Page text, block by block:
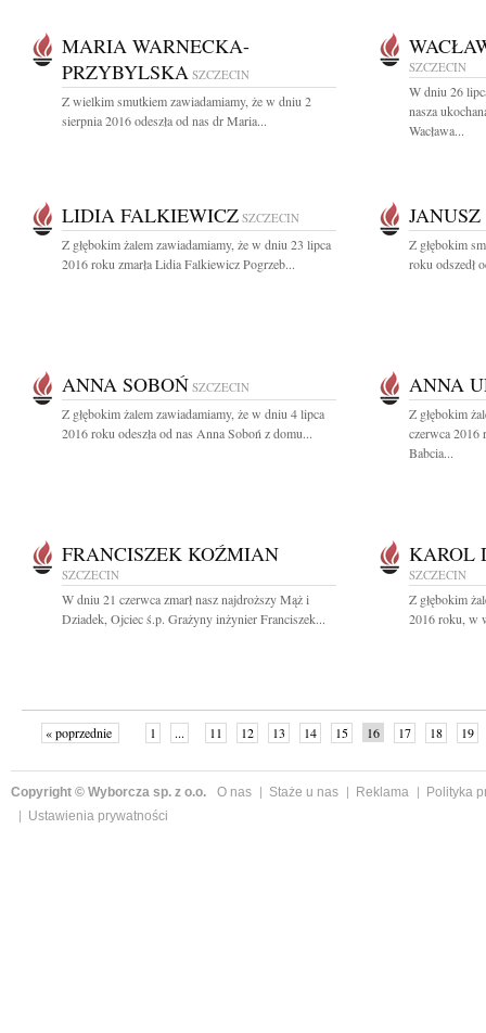
MARIA WARNECKA-
PRZYBYLSKA SZCZECIN
Z wielkim smutkiem zawiadamiamy, że w dniu 2
sierpnia 2016 odeszła od nas dr Maria...
SZCZECIN
W dniu 26
nasza
Wacława...
LIDIA FALKIEWICZ SZCZECIN
Z głębokim żalem zawiadamiamy, że w dniu 23 lipca
2016 roku zmarła Lidia Falkiewicz Pogrzeb...
Z głębokim
roku odszedł
ANNA SOBOŃ SZCZECIN
Z głębokim żalem zawiadamiamy, że w dniu 4 lipca
2016 roku odeszła od nas Anna Soboń z domu...
ANNA
Z głębokim
czerwca 2016
Babcia...
FRANCISZEK KOŹMIAN
SZCZECIN
W dniu 21 czerwca zmarł nasz najdroższy Mąż i
Dziadek, Ojciec ś.p. Grażyny inżynier Franciszek...
KAROL
SZCZECIN
Z głębokim
2016 roku, w
« poprzednie 1 ... 11 12 13 14 15 16 17 18
19
Copyright © Wyborcza sp. z o.o. O nas Staże u nas Reklama
Polityka
Ustawienia prywatności